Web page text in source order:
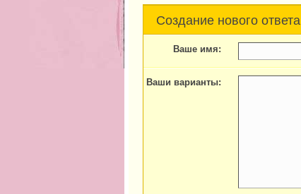
Создание нового ответа
Ваше имя:
Ваши варианты: